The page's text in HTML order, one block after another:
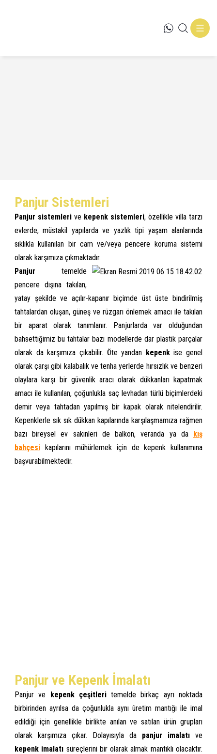
Panjur Sistemleri
Panjur sistemleri ve kepenk sistemleri, özellikle villa tarzı
evlerde, müstakil yapılarda ve yazlık tipi yaşam alanlarında
sıklıkla kullanılan bir cam ve/veya pencere koruma sistemi
olarak karşımıza çıkmaktadır.
Panjur temelde
pencere dışına takılan,
yatay şekilde ve açılır-kapanır biçimde üst üste bindirilmiş
tahtalardan oluşan, güneş ve rüzgarı önlemek amacı ile takılan
bir aparat olarak tanımlanır. Panjurlarda var olduğundan
bahsettiğimiz bu tahtalar bazı modellerde dar plastik parçalar
olarak da karşımıza çıkabilir. Öte yandan kepenkise genel
olarak çarşı gibi kalabalık ve tenha yerlerde hırsızlık ve benzeri
olaylara karşı bir güvenlik aracı olarak dükkanları kapatmak
amacı ile kullanılan, çoğunlukla saç levhadan türlü biçimlerdeki
demir veya tahtadan yapılmış bir kapak olarak nitelendirilir.
Kepenklerle sık sık dükkan kapılarında karşılaşmamıza rağmen
bazı bireysel ev sakinleri de balkon, veranda ya da kış
bahçesi kapılarını mühürlemek için de kepenk kullanımına
başvurabilmektedir.
Panjur ve Kepenk İmalatı
Panjur ve kepenk çeşitleritemelde birkaç ayrı noktada
birbirinden ayrılsa da çoğunlukla aynı üretim mantığı ile imal
edildiği için genellikle birlikte anılan ve satılan ürün grupları
olarak karşımıza çıkar. Dolayısıyla da panjur imalatı ve
kepenk imalatı süreçlerini bir olarak almak mantıklı olacaktır.